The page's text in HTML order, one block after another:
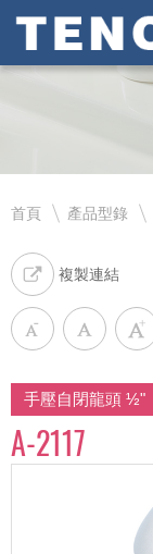
首頁 產品型錄
複製連結
手壓自閉龍頭 ½"
A-2117